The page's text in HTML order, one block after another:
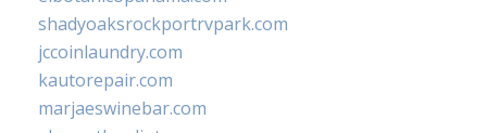
shadyoaksrockportrvpark.com
jccoinlaundry.com
kautorepair.com
marjaeswinebar.com